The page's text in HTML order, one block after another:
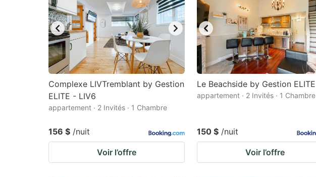
Complexe LIVTremblant by Gestion
ELITE - LIV6
appartement · 2 Invités · 1 Chambre
156 $ /nuit
Voir l’offre
Le Beachside by Gestion ELITE
appartement · 2 Invités · 1 Chambre
150 $ /nuit
Voir l’offre